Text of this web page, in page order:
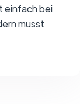
einfach bei
musst